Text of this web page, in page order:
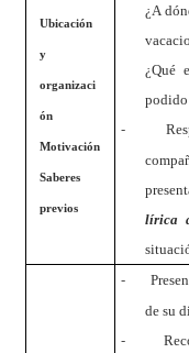
Ubicación
y
organizaci
ón
Motivación
Saberes
previos
¿A
¿Qué
-
lírica
-
de su
-